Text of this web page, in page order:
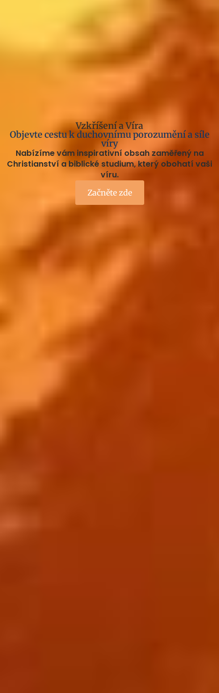
Vzkříšení a Víra
Objevte cestu k duchovnímu porozumění a síle
víry
Nabízíme vám inspirativní obsah zaměřený na
Christianství a biblické studium, který obohatí vaši
víru.
Začněte zde